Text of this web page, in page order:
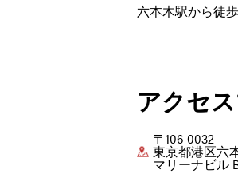
六本木駅から徒
アクセ
〒106-0032
東京都港区六
マリーナビル